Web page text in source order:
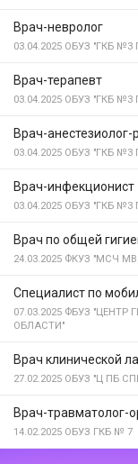
Врач-невролог
03.04.2025 ОБУЗ "ГКБ №3
Врач-терапевт
03.04.2025 ОБУЗ "ГКБ №3
Врач-
03.04.2025 ОБУЗ "ГКБ №3
Врач-инфекционист
03.04.2025 ОБУЗ "ГКБ №3
Врач по общей
24.03.2025 ФКУЗ "МСЧ
Специалист по
07.03.2025 ФБУЗ "ЦЕНТР
ОБЛАСТИ"
Врач клинической
27.02.2025 ОБУЗ "Ц ПБ
Врач-травматолог-
14.02.2025 ОБУЗ ГКБ № 7